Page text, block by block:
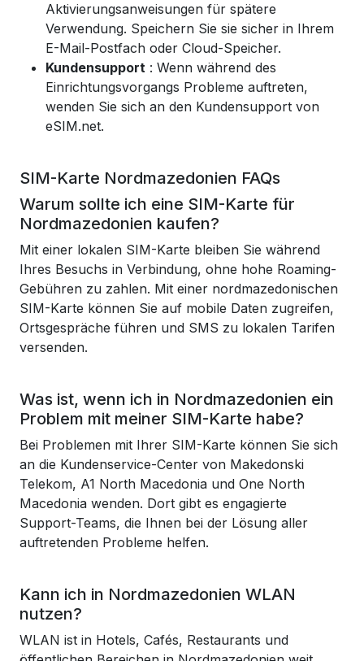
Aktivierungsanweisungen für spätere
Verwendung. Speichern Sie sie sicher in Ihrem
E-Mail-Postfach oder Cloud-Speicher.
Kundensupport : Wenn während des
Einrichtungsvorgangs Probleme auftreten,
wenden Sie sich an den Kundensupport von
eSIM.net.
SIM-Karte Nordmazedonien FAQs
Warum sollte ich eine SIM-Karte für
Nordmazedonien kaufen?
Mit einer lokalen SIM-Karte bleiben Sie während
Ihres Besuchs in Verbindung, ohne hohe Roaming-
Gebühren zu zahlen. Mit einer nordmazedonischen
SIM-Karte können Sie auf mobile Daten zugreifen,
Ortsgespräche führen und SMS zu lokalen Tarifen
versenden.
Was ist, wenn ich in Nordmazedonien ein
Problem mit meiner SIM-Karte habe?
Bei Problemen mit Ihrer SIM-Karte können Sie sich
an die Kundenservice-Center von Makedonski
Telekom, A1 North Macedonia und One North
Macedonia wenden. Dort gibt es engagierte
Support-Teams, die Ihnen bei der Lösung aller
auftretenden Probleme helfen.
Kann ich in Nordmazedonien WLAN
nutzen?
WLAN ist in Hotels, Cafés, Restaurants und